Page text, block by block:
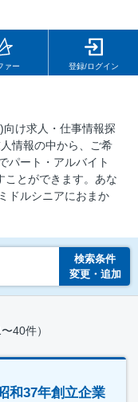
ァー 登録/ログイン
け求⼈・仕事情報探
情報の中から、ご希
パート・アルバイト
ことができます。あな
ドルシニアにおまか
検索条件
変更・追加
40件）
和37年創立企業